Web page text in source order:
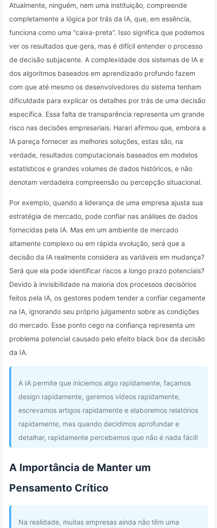
Atualmente, ninguém, nem uma instituição, compreende
completamente a lógica por trás da IA, que, em essência,
funciona como uma “caixa-preta”. Isso significa que podemos
ver os resultados que gera, mas é difícil entender o processo
de decisão subjacente. A complexidade dos sistemas de IA e
dos algoritmos baseados em aprendizado profundo fazem
com que até mesmo os desenvolvedores do sistema tenham
dificuldade para explicar os detalhes por trás de uma decisão
específica. Essa falta de transparência representa um grande
risco nas decisões empresariais. Harari afirmou que, embora a
IA pareça fornecer as melhores soluções, estas são, na
verdade, resultados computacionais baseados em modelos
estatísticos e grandes volumes de dados históricos, e não
denotam verdadeira compreensão ou percepção situacional.
Por exemplo, quando a liderança de uma empresa ajusta sua
estratégia de mercado, pode confiar nas análises de dados
fornecidas pela IA. Mas em um ambiente de mercado
altamente complexo ou em rápida evolução, será que a
decisão da IA realmente considera as variáveis em mudança?
Será que ela pode identificar riscos a longo prazo potenciais?
Devido à invisibilidade na maioria dos processos decisórios
feitos pela IA, os gestores podem tender a confiar cegamente
na IA, ignorando seu próprio julgamento sobre as condições
do mercado. Esse ponto cego na confiança representa um
problema potencial causado pelo efeito black box da decisão
da IA.
A IA permite que iniciemos algo rapidamente, façamos
design rapidamente, geremos vídeos rapidamente,
escrevamos artigos rapidamente e elaboremos relatórios
rapidamente, mas quando decidimos aprofundar e
detalhar, rapidamente percebemos que não é nada fácil!
A Importância de Manter um
Pensamento Crítico
Na realidade, muitas empresas ainda não têm uma